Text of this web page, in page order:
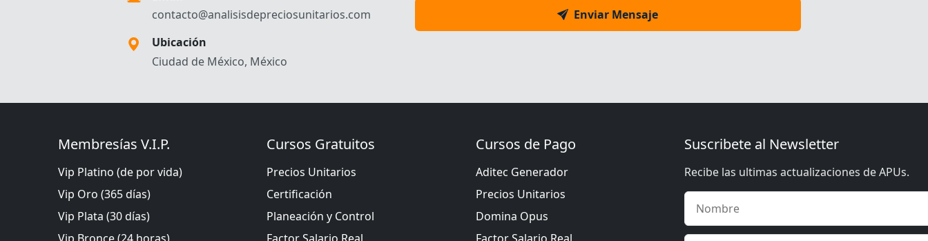
contacto@analisisdepreciosunitarios.com
Ubicación
Ciudad de México, México
Enviar Mensaje
Membresías V.I.P.
Vip Platino (de por vida)
Vip Oro (365 días)
Vip Plata (30 días)
Cursos Gratuitos
Precios Unitarios
Certificación
Planeación y Control
Cursos de Pago
Aditec Generador
Precios Unitarios
Domina Opus
Suscribete al Newsletter
Recibe las ultimas actualizaciones de APUs.